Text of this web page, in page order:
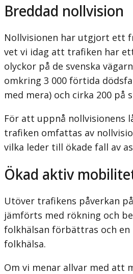
Breddad nollvision
Nollvisionen har utgjort ett
vet vi idag att trafiken har
olyckor på de svenska
omkring 3 000 förtida
med mera) och cirka 200 på
För att uppnå nollvisionens
trafiken omfattas av
vilka leder till ökade fall av
Ökad aktiv
Utöver trafikens påverkan
jämförts med rökning och
folkhälsan förbättras och
folkhälsa.
Om vi menar allvar med att